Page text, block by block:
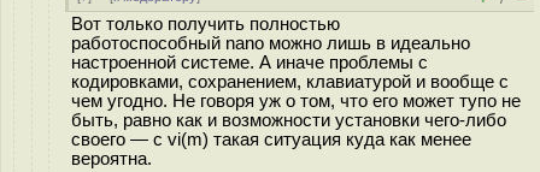
Вот только получить полностью
работоспособный nano можно лишь в идеально
настроенной системе. А иначе проблемы с
кодировками, сохранением, клавиатурой и вообще с
чем угодно. Не говоря уж о том, что его может тупо не
быть, равно как и возможности установки чего-либо
своего — с vi(m) такая ситуация куда как менее
вероятна.